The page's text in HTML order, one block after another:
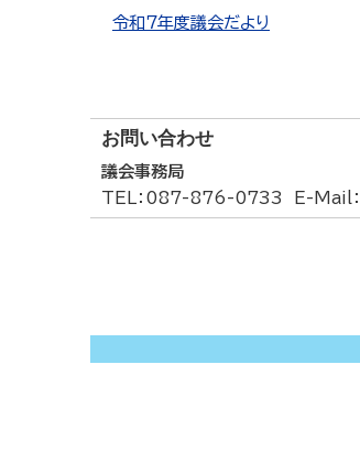
令和７年度議会だより
お問い合わせ
議会事務局
TEL ：087-876-0733 E-Mail ：